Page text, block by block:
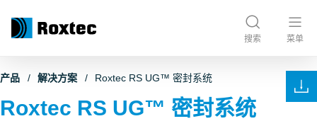
搜索 菜单
产品 解决方案 Roxtec RS UG™ 密封系统
Roxtec RS UG™ 密封系统